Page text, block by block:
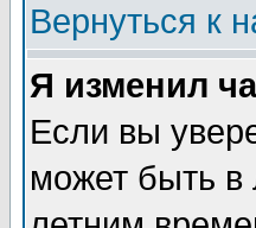
Вернуться к
Я изменил
Если вы
может быть в